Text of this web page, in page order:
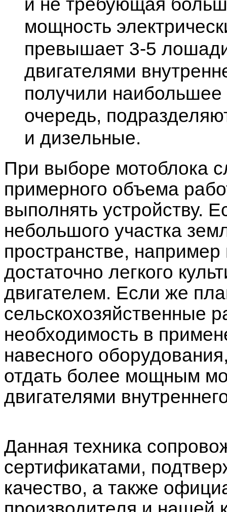
мощность
превышает 3-5
двигателями
получили
очередь,
и дизельные.
При выборе мотоблока
примерного объема
выполнять устройству.
небольшого участка
пространстве,
достаточно легкого
двигателем. Если же
сельскохозяйственные
необходимость в
навесного
отдать более мощным
двигателями
Данная техника
сертификатами,
качество, а также